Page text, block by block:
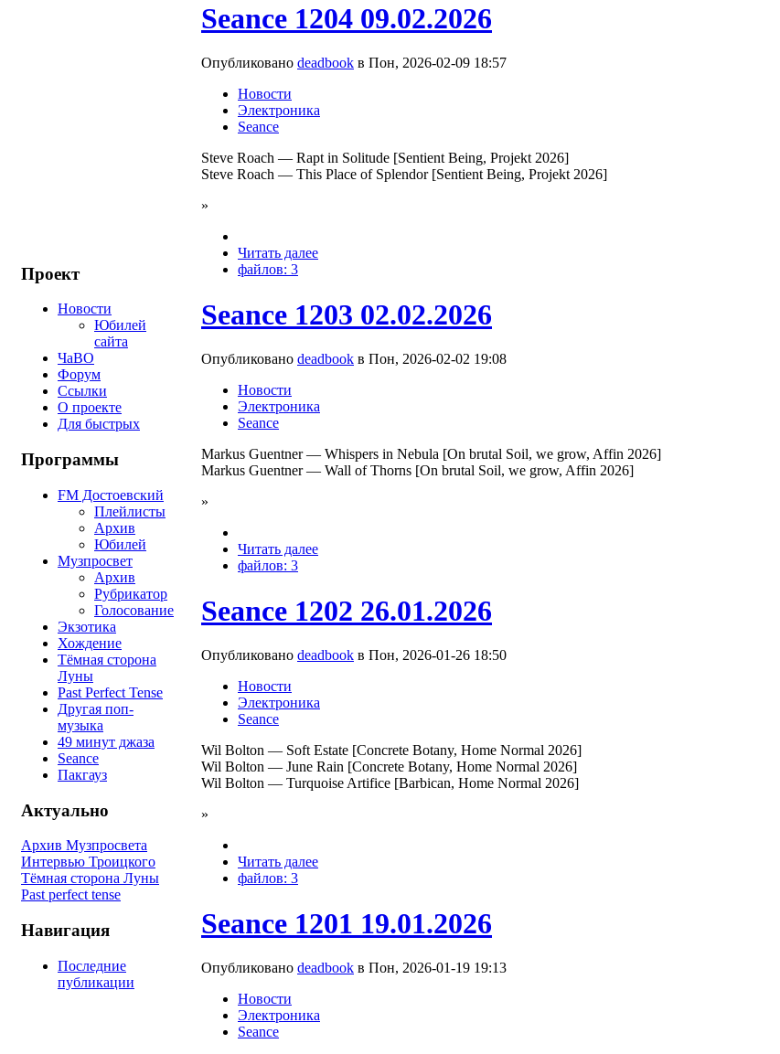
Проект
Новости
Юбилей
сайта
ЧаВО
Форум
Ссылки
О проекте
Для быстрых
Программы
FM Достоевский
Плейлисты
Архив
Юбилей
Музпросвет
Архив
Рубрикатор
Голосование
Экзотика
Хождение
Тёмная сторона
Луны
Past Perfect Tense
Другая поп-
музыка
49 минут джаза
Seance
Пакгауз
Актуально
Архив Музпросвета
Интервью Троицкого
Тёмная сторона Луны
Past perfect tense
Навигация
Последние
публикации
Seance 1204 09.02.2026
Опубликовано deadbook в Пон, 2026-02-09 18:57
Новости
Электроника
Seance
Steve Roach — Rapt in Solitude [Sentient Being, Projekt 2026]
Steve Roach — This Place of Splendor [Sentient Being, Projekt 2026]
»
Читать далее
файлов: 3
Seance 1203 02.02.2026
Опубликовано deadbook в Пон, 2026-02-02 19:08
Новости
Электроника
Seance
Markus Guentner — Whispers in Nebula [On brutal Soil, we grow, Affin 2026]
Markus Guentner — Wall of Thorns [On brutal Soil, we grow, Affin 2026]
»
Читать далее
файлов: 3
Seance 1202 26.01.2026
Опубликовано deadbook в Пон, 2026-01-26 18:50
Новости
Электроника
Seance
Wil Bolton — Soft Estate [Concrete Botany, Home Normal 2026]
Wil Bolton — June Rain [Concrete Botany, Home Normal 2026]
Wil Bolton — Turquoise Artifice [Barbican, Home Normal 2026]
»
Читать далее
файлов: 3
Seance 1201 19.01.2026
Опубликовано deadbook в Пон, 2026-01-19 19:13
Новости
Электроника
Seance